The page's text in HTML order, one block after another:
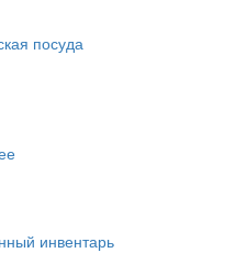
посуда
инвентарь